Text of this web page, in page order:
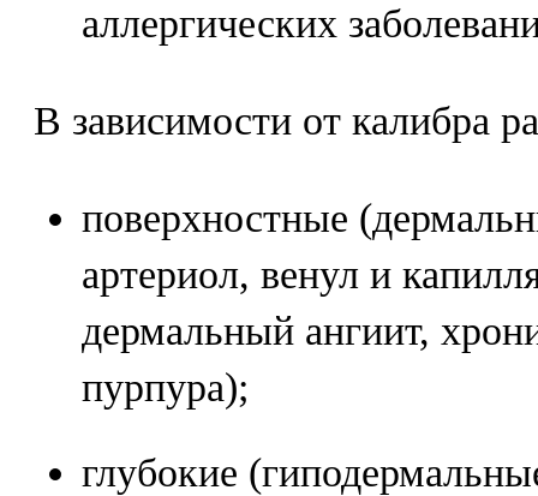
аллергических
В зависимости от калибра
поверхностные
артериол, венул и
дермальный ангиит,
пурпура);
глубокие